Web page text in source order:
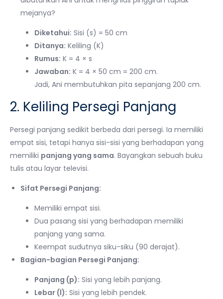
mejanya?
Diketahui: Sisi (s) = 50 cm
Ditanya: Keliling (K)
Rumus: K = 4 × s
Jawaban: K = 4 × 50 cm = 200 cm.
Jadi, Ani membutuhkan pita sepanjang 200 cm.
2. Keliling Persegi Panjang
Persegi panjang sedikit berbeda dari persegi. Ia memiliki
empat sisi, tetapi hanya sisi-sisi yang berhadapan yang
memiliki panjang yang sama. Bayangkan sebuah buku
tulis atau layar televisi.
Sifat Persegi Panjang:
Memiliki empat sisi.
Dua pasang sisi yang berhadapan memiliki
panjang yang sama.
Keempat sudutnya siku-siku (90 derajat).
Bagian-bagian Persegi Panjang:
Panjang (p): Sisi yang lebih panjang.
Lebar (l): Sisi yang lebih pendek.